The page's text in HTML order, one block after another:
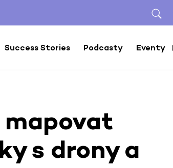
Success Stories Podcasty Eventy
s drony a